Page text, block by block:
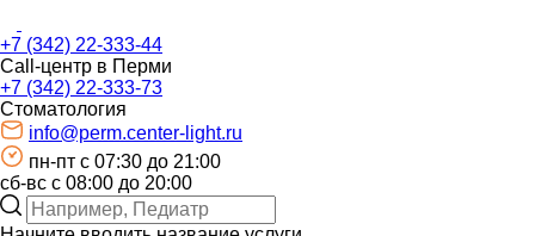
+7 (342) 22-333-44
Call-центр в Перми
+7 (342) 22-333-73
Стоматология
info@perm.center-light.ru
пн-пт c 07:30 до 21:00
сб-вс с 08:00 до 20:00